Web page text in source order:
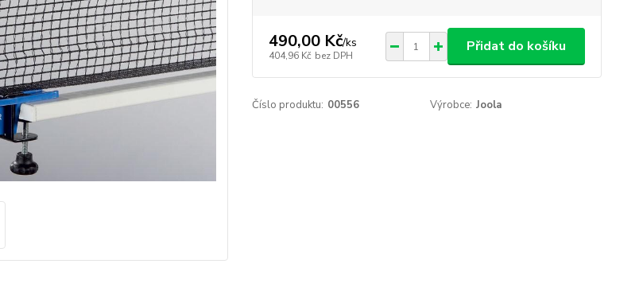
490,00 Kč/ks
404,96 Kč bez DPH
Přidat do košíku
Číslo produktu: 00556 Výrobce: Joola